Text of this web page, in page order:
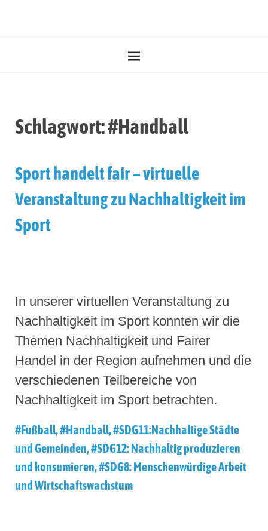
Schlagwort:#Handball
Sport handelt fair – virtuelle
Veranstaltung zu Nachhaltigkeit im
Sport
In unserer virtuellen Veranstaltung zu
Nachhaltigkeit im Sport konnten wir die
Themen Nachhaltigkeit und Fairer
Handel in der Region aufnehmen und die
verschiedenen Teilbereiche von
Nachhaltigkeit im Sport betrachten.
#Fußball,#Handball,#SDG11:Nachhaltige Städte
und Gemeinden,#SDG12: Nachhaltig produzieren
und konsumieren,#SDG8: Menschenwürdige Arbeit
und Wirtschaftswachstum